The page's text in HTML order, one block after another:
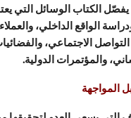
يفصّل الكتاب الوسائل التي
الواقع الداخلي،
الاجتماعي،
والمؤتمرات الدولية.
المواجهة